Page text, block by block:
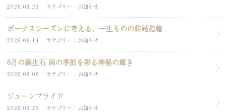
2026.06.23 カテゴリー お知らせ
ボーナスシーズンに考える、一生ものの結婚指輪
2026.06.14 カテゴリー お知らせ
6月の誕生石 雨の季節を彩る神秘の輝き
2026.06.06 カテゴリー お知らせ
ジューンブライド
2026.05.25 カテゴリー お知らせ